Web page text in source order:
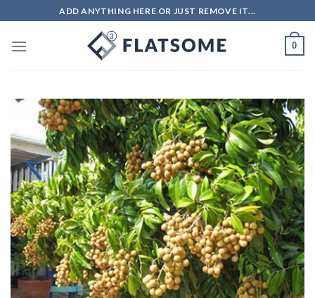
to
content
ADD ANYTHING HERE OR JUST REMOVE IT...
0